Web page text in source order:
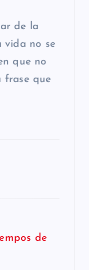
de la
vida no se
que no
frase que